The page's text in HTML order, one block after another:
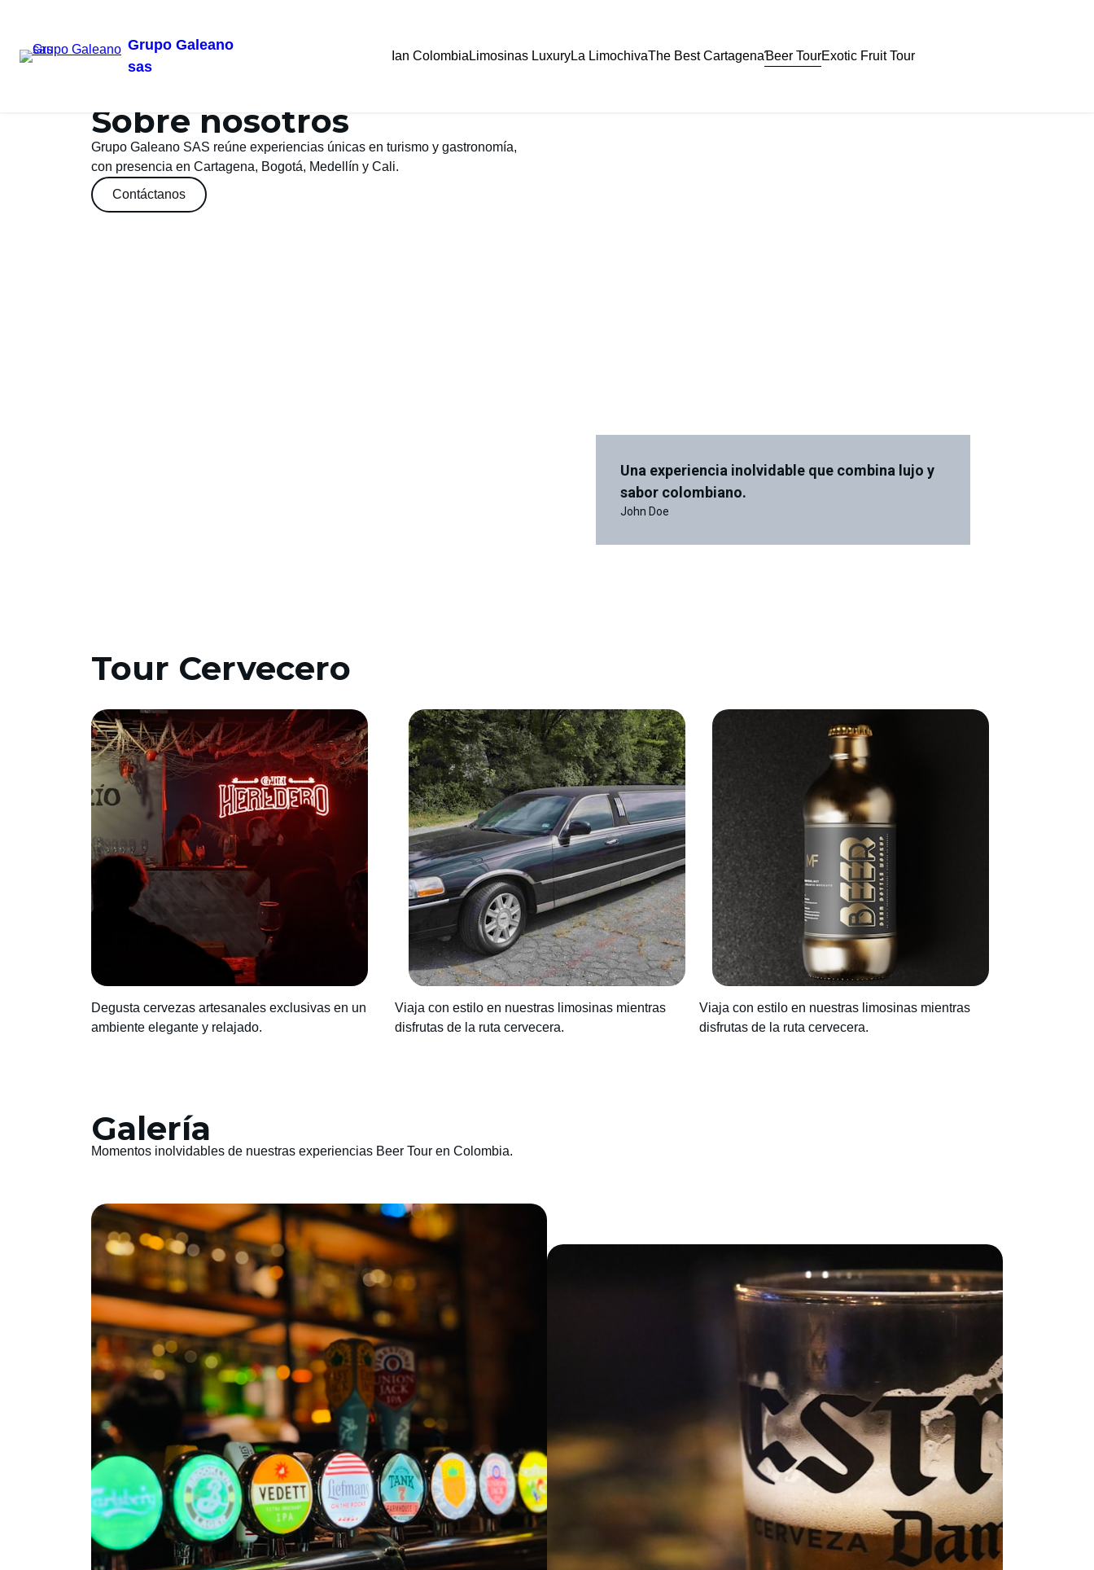
Grupo Galeano
sas
Ian Colombia Limosinas LuxuryLa LimochivaThe Best CartagenaƁeer TourExotic Fruit Tour
Sobre nosotros
Grupo Galeano SAS reúne experiencias únicas en turismo y gastronomía,
con presencia en Cartagena, Bogotá, Medellín y Cali.
Contáctanos
Una experiencia inolvidable que combina lujo y
sabor colombiano.
John Doe
Tour Cervecero
Degusta cervezas artesanales exclusivas en un
ambiente elegante y relajado.
Viaja con estilo en nuestras limosinas mientras
disfrutas de la ruta cervecera.
Viaja con estilo en nuestras limosinas mientras
disfrutas de la ruta cervecera.
Galería
Momentos inolvidables de nuestras experiencias Beer Tour en Colombia.